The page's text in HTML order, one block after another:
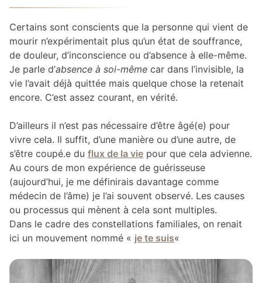
Certains sont conscients que la personne qui vient de
mourir n’expérimentait plus qu’un état de souffrance,
de douleur, d’inconscience ou d’absence à elle-même.
Je parle d’absence à soi-même car dans l’invisible, la
vie l’avait déjà quittée mais quelque chose la retenait
encore. C’est assez courant, en vérité.
D’ailleurs il n’est pas nécessaire d’être âgé(e) pour
vivre cela. Il suffit, d’une manière ou d’une autre, de
s’être coupé.e du flux de la vie pour que cela advienne.
Au cours de mon expérience de guérisseuse
(aujourd’hui, je me définirais davantage comme
médecin de l’âme) je l’ai souvent observé. Les causes
ou processus qui mènent à cela sont multiples.
Dans le cadre des constellations familiales, on renait
ici un mouvement nommé « je te suis«